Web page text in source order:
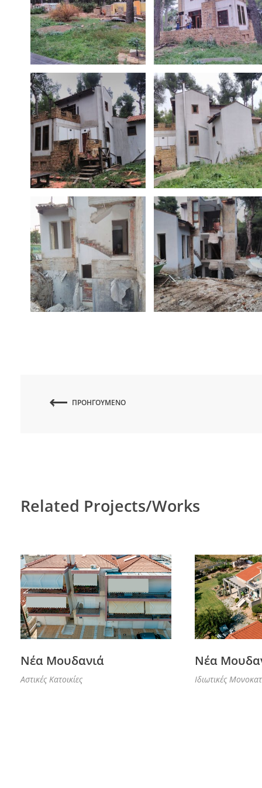
ΠΡΟΗΓΟΎΜΕΝΟ
Related Projects/Works
Νέα Μουδανιά
Αστικές Κατοικίες
Νέα
Ιδιωτικές